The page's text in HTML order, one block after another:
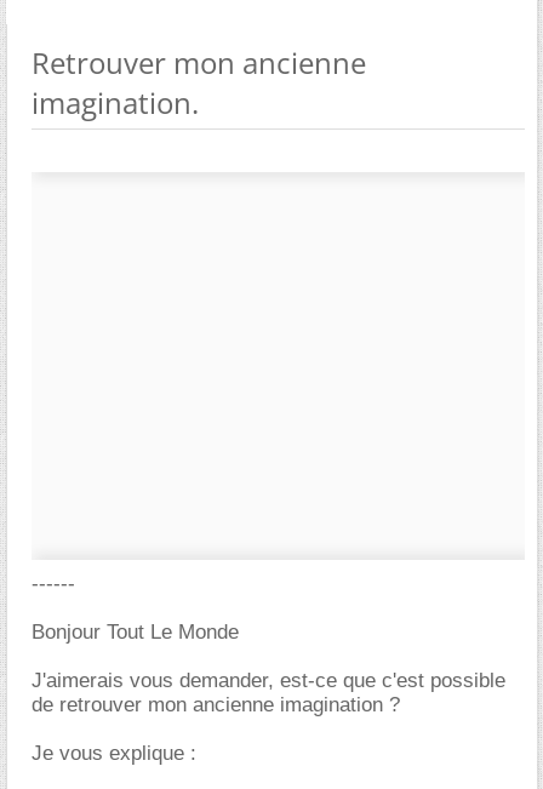
Retrouver mon ancienne
imagination.
------
Bonjour Tout Le Monde
J'aimerais vous demander, est-ce que c'est possible
de retrouver mon ancienne imagination ?
Je vous explique :